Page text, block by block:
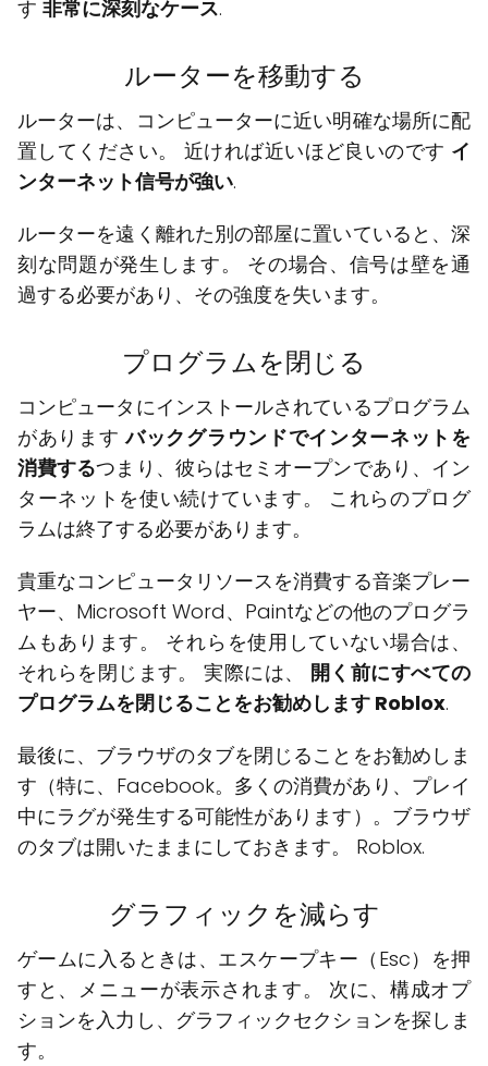
す 非常に深刻なケース.
ルーターを移動する
ルーターは、コンピューターに近い明確な場所に配
置してください。 近ければ近いほど良いのです イ
ンターネット信号が強い.
ルーターを遠く離れた別の部屋に置いていると、深
刻な問題が発生します。 その場合、信号は壁を通
過する必要があり、その強度を失います。
プログラムを閉じる
コンピュータにインストールされているプログラム
がありますバックグラウンドでインターネットを
消費するつまり、彼らはセミオープンであり、イン
ターネットを使い続けています。 これらのプログ
ラムは終了する必要があります。
貴重なコンピュータリソースを消費する音楽プレー
ヤー、Microsoft Word、Paintなどの他のプログラ
ムもあります。 それらを使用していない場合は、
それらを閉じます。 実際には、 開く前にすべての
プログラムを閉じることをお勧めします Roblox.
最後に、ブラウザのタブを閉じることをお勧めしま
す（特に、Facebook。多くの消費があり、プレイ
中にラグが発生する可能性があります）。ブラウザ
のタブは開いたままにしておきます。 Roblox.
グラフィックを減らす
ゲームに入るときは、エスケープキー（Esc）を押
すと、メニューが表示されます。 次に、構成オプ
ションを入力し、グラフィックセクションを探しま
す。